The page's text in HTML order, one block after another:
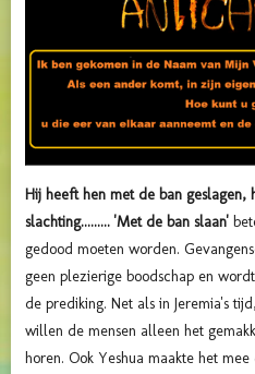
Hij heeft hen met de ban geslagen,
slachting......... 'Met de ban slaan'
gedood moeten worden.
geen plezierige boodschap en
de prediking. Net als in Jeremia's
willen de mensen alleen het
horen. Ook Yeshua maakte het